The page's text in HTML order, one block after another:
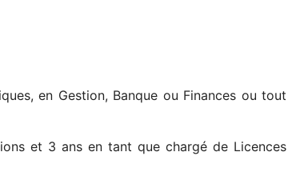
en Gestion, Banque ou Finances ou tout
et 3 ans en tant que chargé de Licences